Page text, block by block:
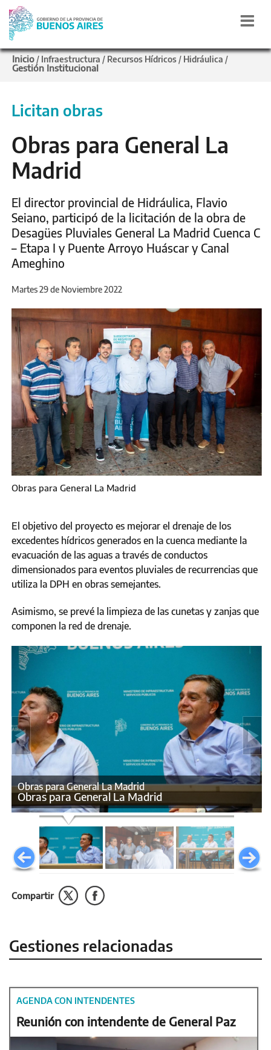
Inicio / Infraestructura / Recursos Hídricos / Hidráulica /
Gestión Institucional
Licitan obras
Obras para General La
Madrid
El director provincial de Hidráulica, Flavio
Seiano, participó de la licitación de la obra de
Desagües Pluviales General La Madrid Cuenca C
– Etapa I y Puente Arroyo Huáscar y Canal
Ameghino
Martes 29 de Noviembre 2022
Obras para General La Madrid
El objetivo del proyecto es mejorar el drenaje de los
excedentes hídricos generados en la cuenca mediante la
evacuación de las aguas a través de conductos
dimensionados para eventos pluviales de recurrencias que
utiliza la DPH en obras semejantes.
Asimismo, se prevé la limpieza de las cunetas y zanjas que
componen la red de drenaje.
Obras para General La Madrid
Obras para General La Madrid
Compartir
Gestiones relacionadas
AGENDA CON INTENDENTES
Reunión con intendente de General Paz